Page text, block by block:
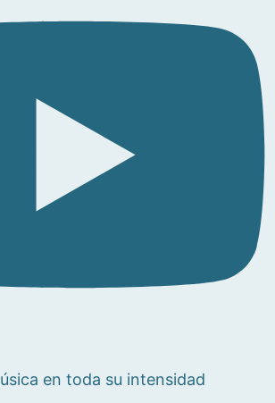
en toda su intensidad